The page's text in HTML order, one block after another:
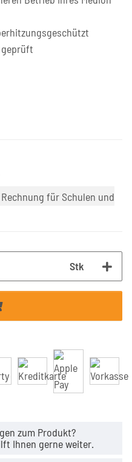
für Schulen und
Stk
zum Produkt?
Ihnen gerne weiter.